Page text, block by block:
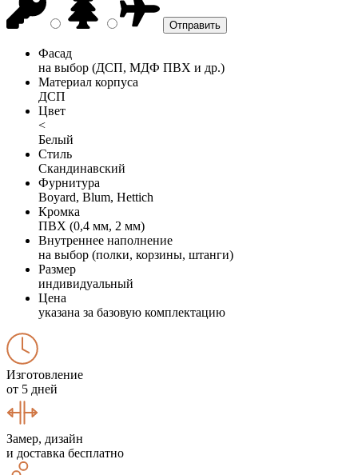
Фасад
на выбор (ДСП, МДФ ПВХ и др.)
Материал корпуса
ДСП
Цвет
<
Белый
Стиль
Скандинавский
Фурнитура
Boyard, Blum, Hettich
Кромка
ПВХ (0,4 мм, 2 мм)
Внутреннее наполнение
на выбор (полки, корзины, штанги)
Размер
индивидуальный
Цена
указана за базовую комплектацию
Изготовление
от 5 дней
Замер, дизайн
и доставка бесплатно